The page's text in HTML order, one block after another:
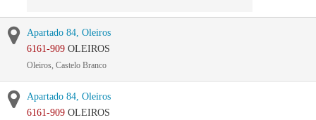
Apartado 84, Oleiros
6161-909 OLEIROS
Oleiros, Castelo Branco
Apartado 84, Oleiros
6161-909 OLEIROS